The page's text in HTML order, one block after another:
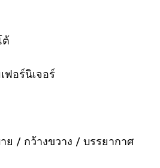
ต้
ฟอร์นิเจอร์
ย / กว้างขวาง / บรรยากาศ